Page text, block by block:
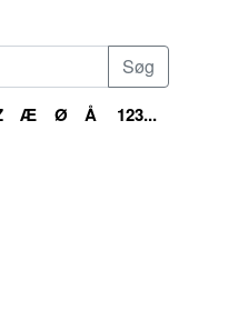
Æ Ø Å 123...